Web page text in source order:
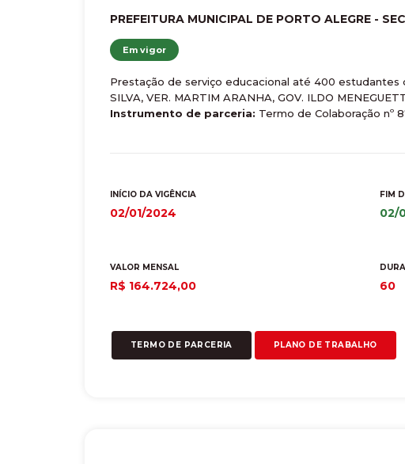
PREFEITURA MUNICIPAL DE PORTO ALEGRE -
Em vigor
Prestação de serviço educacional até 400 estudantes
SILVA, VER. MARTIM ARANHA, GOV. ILDO
Instrumento de parceria: Termo de Colaboração nº
INÍCIO DA VIGÊNCIA
02/01/2024
FIM
02/
VALOR MENSAL
R$ 164.724,00 60
TERMO DE PARCERIA PLANO DE TRABALHO